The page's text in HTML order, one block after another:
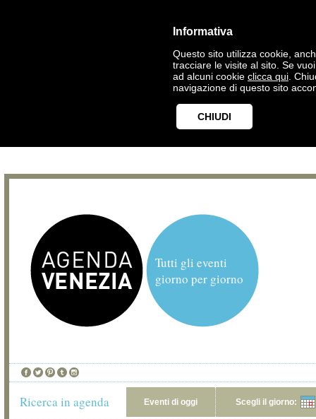
Informativa
Questo sito utilizza cookie,
tracciare le visite al sito. Se
ad alcuni cookie clicca qui .
navigazione di questo sito
CHIUDI
Tutti gli eventi
giorno per giorno
Ricerca in agenda Eventi di oggi Scegli il giorno: